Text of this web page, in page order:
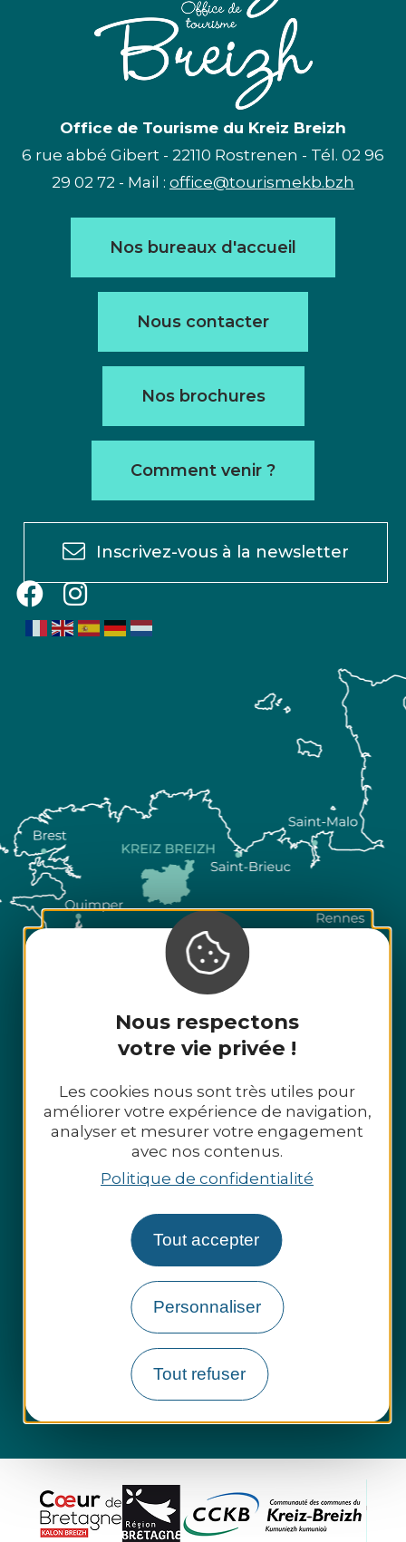
Nous respectons
votre vie privée !
Les cookies nous sont très utiles pour
améliorer votre expérience de navigation,
analyser et mesurer votre engagement
avec nos contenus.
Politique de confidentialité
Tout accepter
Personnaliser
Tout refuser
Office de Tourisme du Kreiz Breizh
6 rue abbé Gibert - 22110 Rostrenen - Tél. 02 96
29 02 72 - Mail : office@tourismekb.bzh
Nos bureaux d'accueil
Nous contacter
Nos brochures
Comment venir ?
Inscrivez-vous à la newsletter
Espace presse
Espace pro
Groupes et entreprises
Questions fréquentes
Informations légales Plan du site